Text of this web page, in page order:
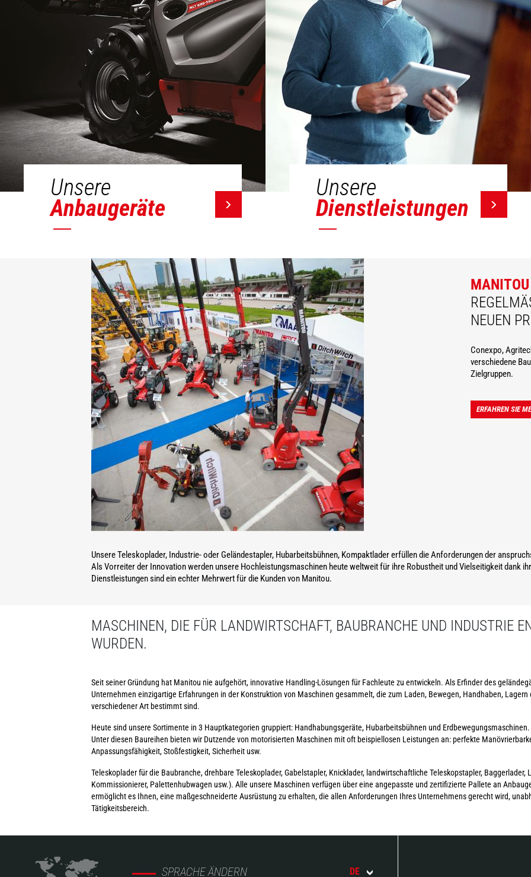
Unsere
Anbaugeräte
Unsere
Dienstleistungen
MANITOU
EUEN
Conexpo,
verschiedene
Zielgruppen.
ERFAHREN SIE
Unsere Teleskoplader, Industrie- oder Geländestapler, Hubarbeitsbühnen, Kompaktlader erfüllen die Anforderungen der
Als Vorreiter der Innovation werden unsere Hochleistungsmaschinen heute weltweit für ihre Robustheit und Vielseitigkeit dank
Dienstleistungen sind ein echter Mehrwert für die Kunden von Manitou.
MASCHINEN, DIE FÜR LANDWIRTSCHAFT, BAUBRANCHE UND INDUSTRIE
WURDEN.
Seit seiner Gründung hat Manitou nie aufgehört, innovative Handling-Lösungen für Fachleute zu entwickeln. Als Erfinder des
Unternehmen einzigartige Erfahrungen in der Konstruktion von Maschinen gesammelt, die zum Laden, Bewegen, Handhaben,
verschiedener Art bestimmt sind.
Heute sind unsere Sortimente in 3 Hauptkategorien gruppiert: Handhabungsgeräte, Hubarbeitsbühnen und Erdbewegungsmaschinen.
Unter diesen Baureihen bieten wir Dutzende von motorisierten Maschinen mit oft beispiellosen Leistungen an: perfekte
Anpassungsfähigkeit, Stoßfestigkeit, Sicherheit usw.
Teleskoplader für die Baubranche, drehbare Teleskoplader, Gabelstapler, Knicklader, landwirtschaftliche Teleskopstapler, Baggerlader,
Kommissionierer, Palettenhubwagen usw.). Alle unsere Maschinen verfügen über eine angepasste und zertifizierte Pallete an
ermöglicht es Ihnen, eine maßgeschneiderte Ausrüstung zu erhalten, die allen Anforderungen Ihres Unternehmens gerecht wird,
Tätigkeitsbereich.
SPRACHE ÄNDERN DE